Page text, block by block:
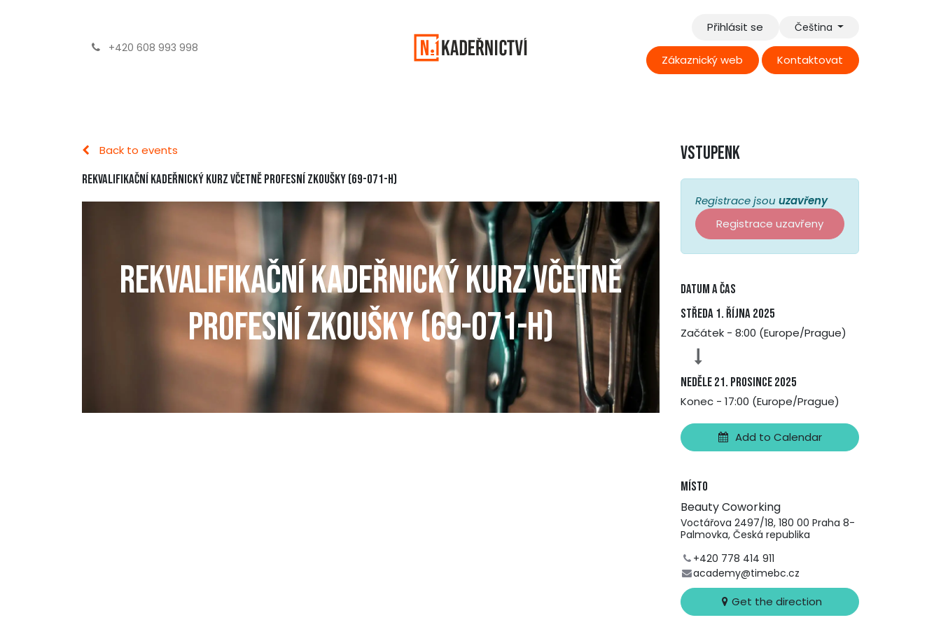
+420 608 993 998
Přihlásit se Čeština
Zákaz​​​​nick​​ý web Kontaktovat
Back to events
REKVALIFIKAČNÍ KADEŘNICKÝ KURZ VČETNĚ PROFESNÍ ZKOUŠKY (69-071-H)
REKVALIFIKAČNÍ KADEŘNICKÝ KURZ VČETNĚ
PROFESNÍ ZKOUŠKY (69-071-H)
Vstupenk
Registrace jsou uzavřeny
Registrace uzavřeny
Datum a čas
středa 1. října 2025
Začátek - 8:00 (Europe/Prague)
neděle 21. prosince 2025
Konec - 17:00 (Europe/Prague)
Add to Calendar
Místo
Beauty Coworking
Voctářova 2497/18, 180 00 Praha 8-
Palmovka, Česká republika
+420 778 414 911
academy@timebc.cz
Get the direction